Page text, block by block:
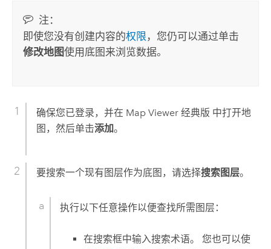
注：
即使您没有创建内容的权限 ，您仍可以通过单击
修改地图使用底图来浏览数据。
确保您已登录，并在 Map Viewer 经典版 中打开地
图，然后单击添加。
要搜索一个现有图层作为底图，请选择搜索图层。
执行以下任意操作以便查找所需图层：
在搜索框中输入搜索术语。 您也可以使